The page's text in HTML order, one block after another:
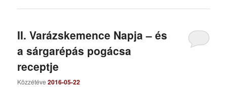
II. Varázskemence Napja – és
a sárgarépás pogácsa
receptje
Közzétéve2016-05-22